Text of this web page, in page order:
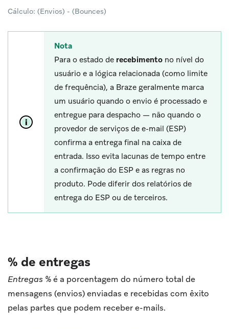
Cálculo: (Envios) - (Bounces)
Nota
Para o estado de recebimento no nível do
usuário e a lógica relacionada (como limite
de frequência), a Braze geralmente marca
um usuário quando o envio é processado e
entregue para despacho — não quando o
provedor de serviços de e-mail (ESP)
confirma a entrega final na caixa de
entrada. Isso evita lacunas de tempo entre
a confirmação do ESP e as regras no
produto. Pode diferir dos relatórios de
entrega do ESP ou de terceiros.
% de entregas
Entregas %é a porcentagem do número total de
mensagens (envios) enviadas e recebidas com êxito
pelas partes que podem receber e-mails.